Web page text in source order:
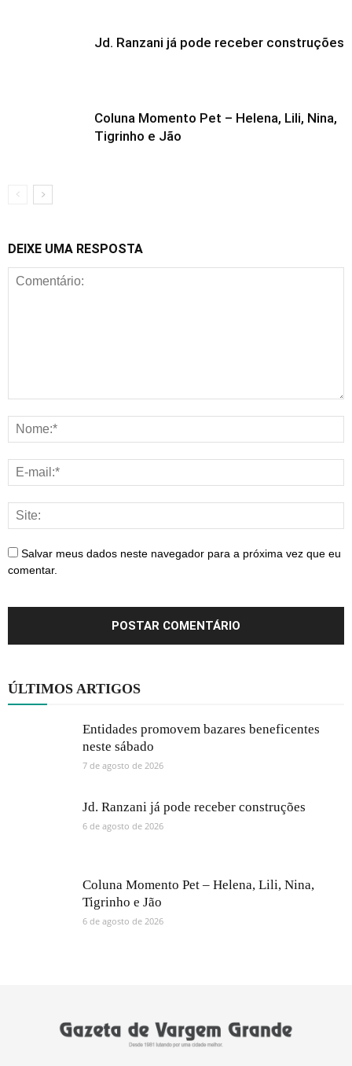
Jd. Ranzani já pode receber construções
Coluna Momento Pet – Helena, Lili, Nina,
Tigrinho e Jão
DEIXE UMA RESPOSTA
Salvar meus dados neste navegador para a próxima vez que eu
comentar.
ÚLTIMOS ARTIGOS
Entidades promovem bazares beneficentes
neste sábado
7 de agosto de 2026
Jd. Ranzani já pode receber construções
6 de agosto de 2026
Coluna Momento Pet – Helena, Lili, Nina,
Tigrinho e Jão
6 de agosto de 2026